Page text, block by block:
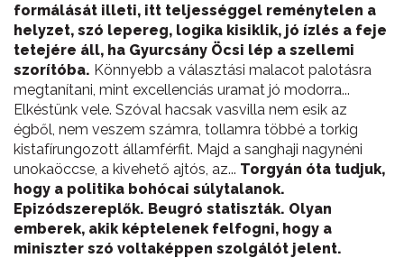
formálását illeti, itt teljességgel reménytelen a
helyzet, szó lepereg, logika kisiklik, jó ízlés a feje
tetejére áll, ha Gyurcsány Öcsi lép a szellemi
szorítóba. Könnyebb a választási malacot palotásra
megtanítani, mint excellenciás uramat jó modorra...
Elkéstünk vele. Szóval hacsak vasvilla nem esik az
égből, nem veszem számra, tollamra többé a torkig
kistafírungozott államférfit. Majd a sanghaji nagynéni
unokaöccse, a kivehető ajtós, az... Torgyán óta tudjuk,
hogy a politika bohócai súlytalanok.
Epizódszereplők. Beugró statiszták. Olyan
emberek, akik képtelenek felfogni, hogy a
miniszter szó voltaképpen szolgálót jelent.